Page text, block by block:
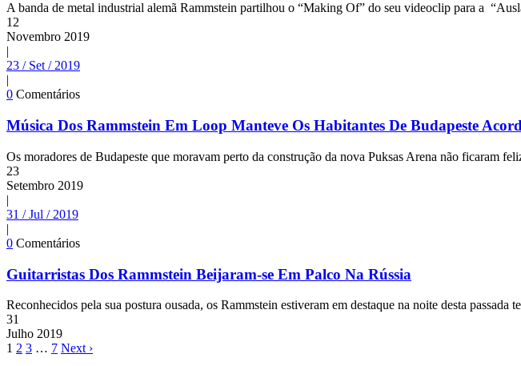
A banda de metal industrial alemã Rammstein partilhou o “Making Of” do seu videoclip para a
12
Novembro 2019
|
23 / Set / 2019
|
0 Comentários
Música Dos Rammstein Em Loop Manteve Os Habitantes De Budapeste
Os moradores de Budapeste que moravam perto da construção da nova Puksas Arena não ficaram
23
Setembro 2019
|
31 / Jul / 2019
|
0 Comentários
Guitarristas Dos Rammstein Beijaram-se Em Palco Na Rússia
Reconhecidos pela sua postura ousada, os Rammstein estiveram em destaque na noite desta
31
Julho 2019
1 2 3 … 7 Next ›